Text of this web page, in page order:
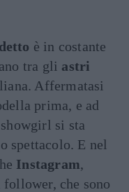
è in costante
tra gli astri
Affermatasi
prima, e ad
si sta
spettacolo. E nel
Instagram,
che sono